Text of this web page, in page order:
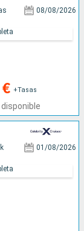
08/08/2026
€ +Tasas
01/08/2026